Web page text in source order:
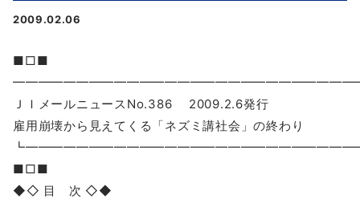
2009.02.06
■□■
ＪＩメールニュースNo.386 2009.2.6発行
雇用崩壊から見えてくる「ネズミ講社会」の終わり
■□■
◆◇ 目 次 ◇◆